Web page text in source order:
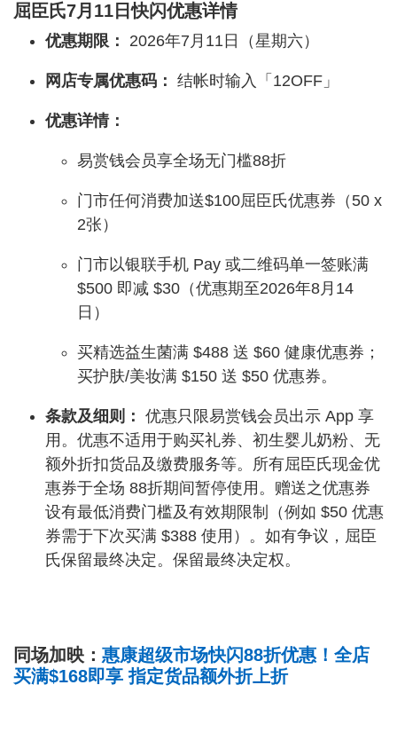
屈臣氏7月11日快闪优惠详情
优惠期限： 2026年7月11日（星期六）
网店专属优惠码： 结帐时输入「12OFF」
优惠详情：
易赏钱会员享全场无门槛88折
门市任何消费加送$100屈臣氏优惠券（50 x
2张）
门市以银联手机 Pay 或二维码单一签账满
$500 即减 $30（优惠期至2026年8月14
日）
买精选益生菌满 $488 送 $60 健康优惠券；
买护肤/美妆满 $150 送 $50 优惠券。
条款及细则： 优惠只限易赏钱会员出示 App 享
用。优惠不适用于购买礼券、初生婴儿奶粉、无
额外折扣货品及缴费服务等。所有屈臣氏现金优
惠券于全场 88折期间暂停使用。赠送之优惠券
设有最低消费门槛及有效期限制（例如 $50 优惠
券需于下次买满 $388 使用）。如有争议，屈臣
氏保留最终决定。保留最终决定权。
同场加映： 惠康超级市场快闪88折优惠！全店
买满$168即享 指定货品额外折上折